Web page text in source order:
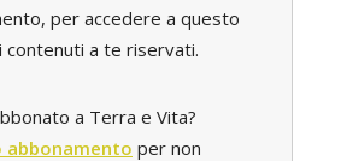
per accedere a questo
a te riservati.
a Terra e Vita?
per non